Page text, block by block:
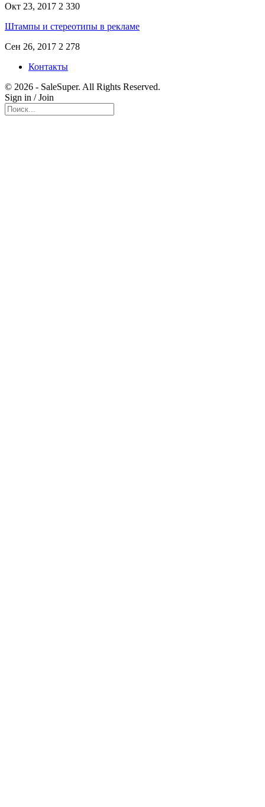
Окт 23, 2017 2 330
Штампы и стереотипы в рекламе
Сен 26, 2017 2 278
Контакты
© 2026 - SaleSuper. All Rights Reserved.
Sign in / Join